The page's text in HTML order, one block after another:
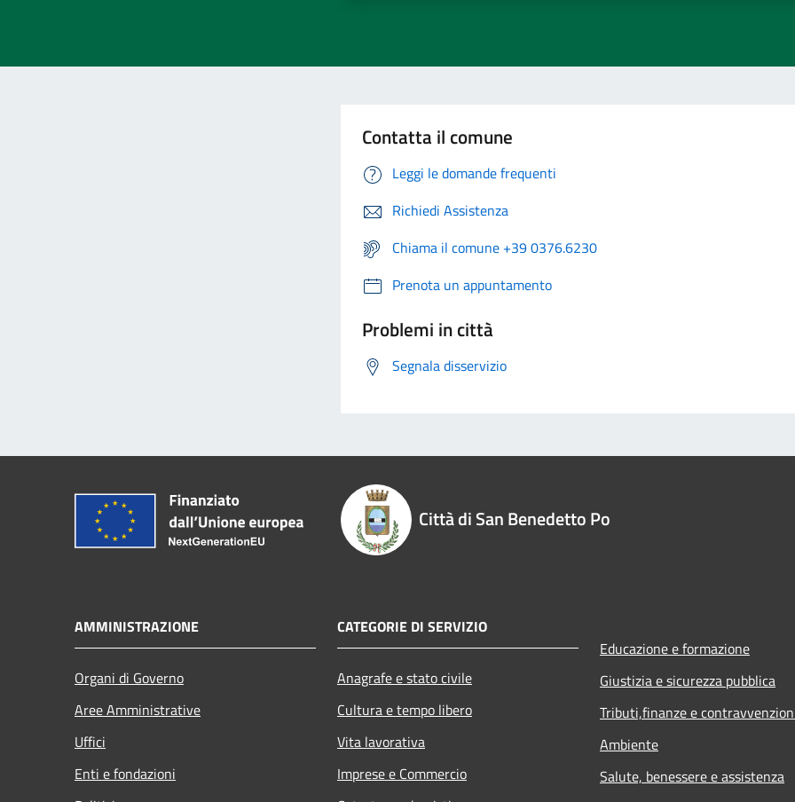
Contatta il comune
Leggi le domande frequenti
Richiedi Assistenza
Chiama il comune +39 0376.6230
Prenota un appuntamento
Problemi in città
Segnala disservizio
Città di San Benedetto Po
AMMINISTRAZIONE
Organi di Governo
Aree Amministrative
Uffici
Enti e fondazioni
CATEGORIE DI SERVIZIO
Anagrafe e stato civile
Cultura e tempo libero
Vita lavorativa
Imprese e Commercio
Educazione e formazione
Giustizia e sicurezza pubblica
Tributi,finanze e
Ambiente
Salute, benessere e assistenza